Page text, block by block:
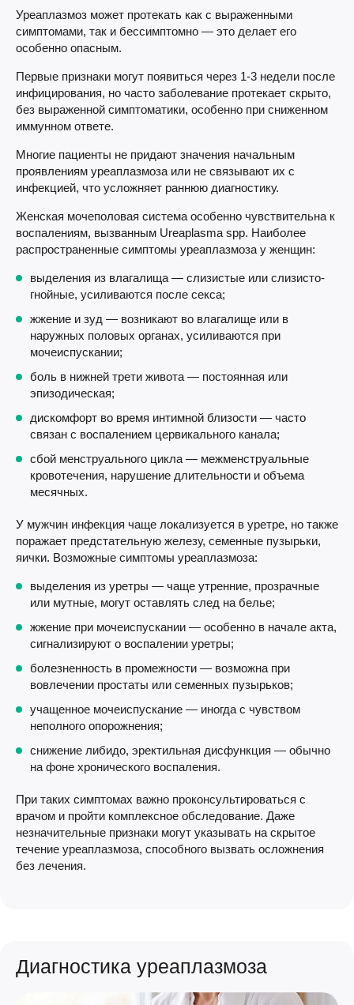
Уреаплазмоз может протекать как с выраженными
симптомами, так и бессимптомно — это делает его
особенно опасным.
Первые признаки могут появиться через 1-3 недели после
инфицирования, но часто заболевание протекает скрыто,
без выраженной симптоматики, особенно при сниженном
иммунном ответе.
Многие пациенты не придают значения начальным
проявлениям уреаплазмоза или не связывают их с
инфекцией, что усложняет раннюю диагностику.
Женская мочеполовая система особенно чувствительна к
воспалениям, вызванным Ureaplasma spp. Наиболее
распространенные симптомы уреаплазмоза у женщин:
выделения из влагалища — слизистые или слизисто-
гнойные, усиливаются после секса;
жжение и зуд — возникают во влагалище или в
наружных половых органах, усиливаются при
мочеиспускании;
боль в нижней трети живота — постоянная или
эпизодическая;
дискомфорт во время интимной близости — часто
связан с воспалением цервикального канала;
сбой менструального цикла — межменструальные
кровотечения, нарушение длительности и объема
месячных.
У мужчин инфекция чаще локализуется в уретре, но также
поражает предстательную железу, семенные пузырьки,
яички. Возможные симптомы уреаплазмоза:
выделения из уретры — чаще утренние, прозрачные
или мутные, могут оставлять след на белье;
жжение при мочеиспускании — особенно в начале акта,
сигнализируют о воспалении уретры;
болезненность в промежности — возможна при
вовлечении простаты или семенных пузырьков;
учащенное мочеиспускание — иногда с чувством
неполного опорожнения;
снижение либидо, эректильная дисфункция — обычно
на фоне хронического воспаления.
При таких симптомах важно проконсультироваться с
врачом и пройти комплексное обследование. Даже
незначительные признаки могут указывать на скрытое
течение уреаплазмоза, способного вызвать осложнения
без лечения.
Диагностика уреаплазмоза